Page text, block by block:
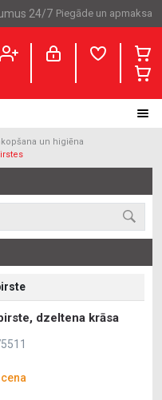
24/7 Piegāde un apmaksa
un higiēna
dzeltena krāsa